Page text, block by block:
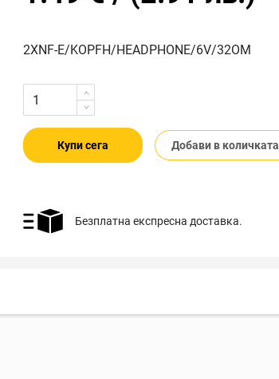
2XNF-E/KOPFH/HEADPHONE/6V/32OM
Купи сега Добави в количката
Безплатна експресна доставка.